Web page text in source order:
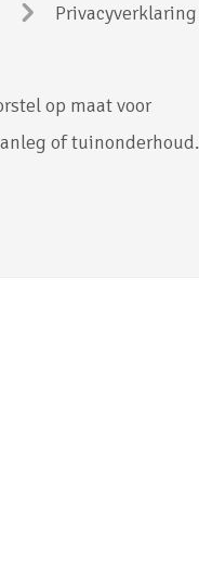
Privacyverklaring
op maat voor
of tuinonderhoud.